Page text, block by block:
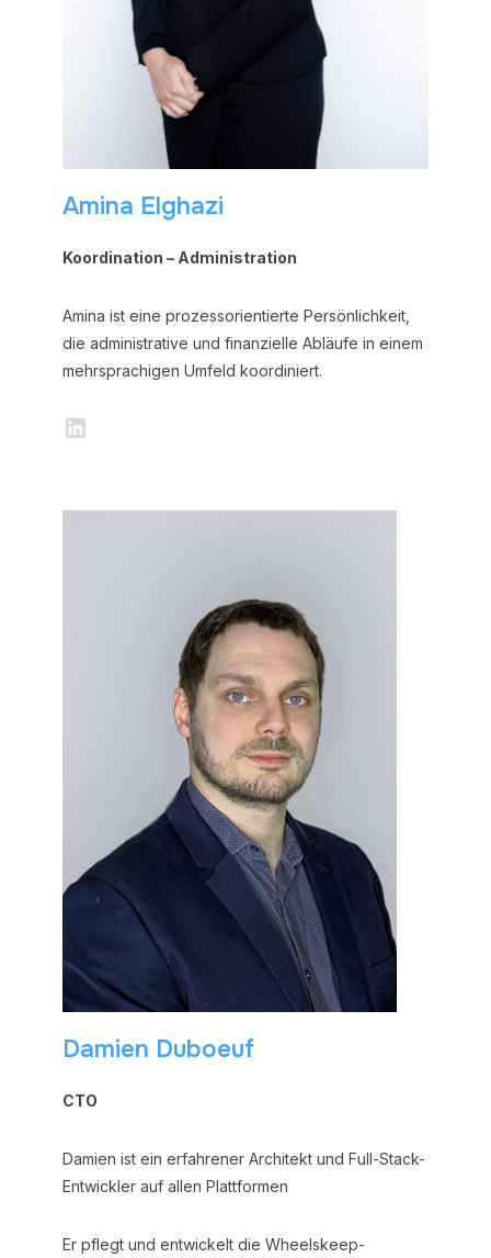
Amina Elghazi
Koordination – Administration
Amina ist eine prozessorientierte Persönlichkeit,
die administrative und finanzielle Abläufe in einem
mehrsprachigen Umfeld koordiniert.
LinkedIn
Damien Duboeuf
CTO
Damien ist ein erfahrener Architekt und Full-Stack-
Entwickler auf allen Plattformen
Er pflegt und entwickelt die Wheelskeep-